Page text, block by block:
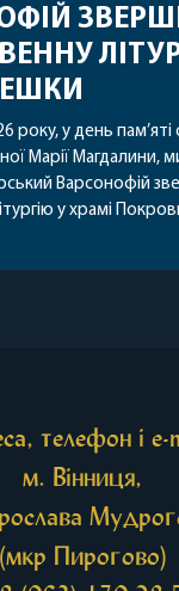
року, у день пам’яті
Марії Магдалини,
Варсонофій
у храмі
Терешки Барського
телефон і e-
м. Вінниця,
(мкр Пирогово)